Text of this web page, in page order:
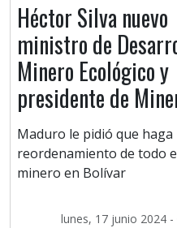
Héctor Silva nuevo
ministro de
Minero Ecológico y
presidente de
Maduro le pidió que haga
reordenamiento de todo
minero en Bolívar
lunes, 17 junio 2024 -